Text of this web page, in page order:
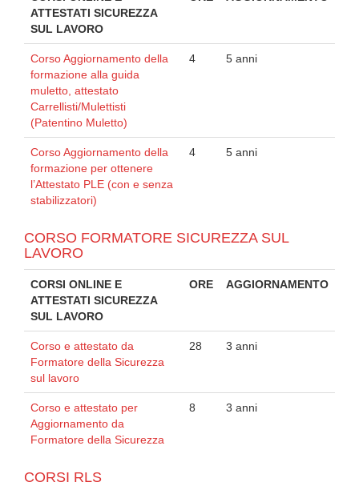
ATTESTATI SICUREZZA
SUL LAVORO
Corso Aggiornamento della
formazione alla guida
muletto, attestato
Carrellisti/Mulettisti
(Patentino Muletto)
4 5 anni
Corso Aggiornamento della
formazione per ottenere
l’Attestato PLE (con e senza
stabilizzatori)
4 5 anni
CORSO FORMATORE SICUREZZA SUL
LAVORO
CORSI ONLINE E
ATTESTATI SICUREZZA
SUL LAVORO
ORE AGGIORNAMENTO
Corso e attestato da
Formatore della Sicurezza
sul lavoro
28 3 anni
Corso e attestato per
Aggiornamento da
Formatore della Sicurezza
8 3 anni
CORSI RLS